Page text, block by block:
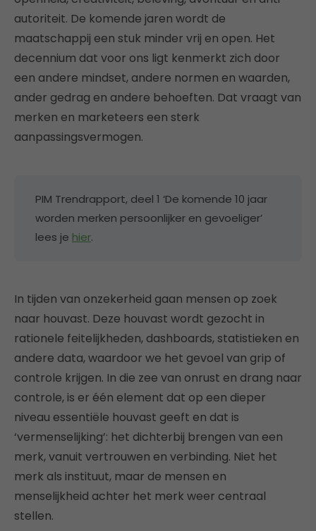
autoriteit. De komende jaren wordt de
maatschappij een stuk minder vrij en open. Het
decennium dat voor ons ligt kenmerkt zich door
een andere mindset, andere normen en waarden,
ander gedrag en andere behoeften. Dat vraagt van
merken en marketeers een sterk
aanpassingsvermogen.
PIM Trendrapport, deel 1 ‘De komende 10 jaar
worden merken persoonlijker en gevoeliger’
lees je hier.
In tijden van onzekerheid gaan mensen op zoek
naar houvast. Deze houvast wordt gezocht in
rationele feitelijkheden, dashboards, statistieken en
andere data, waardoor we het gevoel van grip of
controle krijgen. In die zee van onrust en drang naar
controle, is er één element dat op een dieper
niveau essentiële houvast geeft en dat is
‘vermenselijking’: het dichterbij brengen van een
merk, vanuit vertrouwen en verbinding. Niet het
merk als instituut, maar de mensen en
menselijkheid achter het merk weer centraal
stellen.